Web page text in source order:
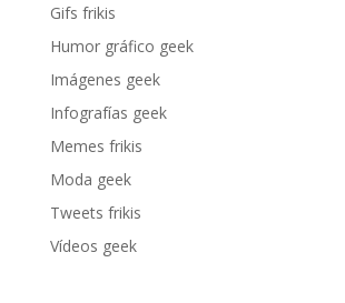
Gifs frikis
Humor gráfico geek
Imágenes geek
Infografías geek
Memes frikis
Moda geek
Tweets frikis
Vídeos geek